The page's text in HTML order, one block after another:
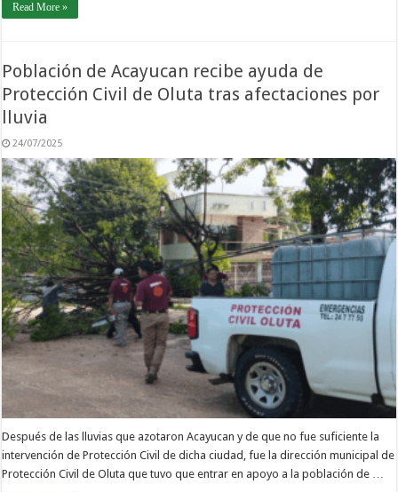
Read More »
Población de Acayucan recibe ayuda de
Protección Civil de Oluta tras afectaciones por
lluvia
24/07/2025
Después de las lluvias que azotaron Acayucan y de que no fue suficiente la
intervención de Protección Civil de dicha ciudad, fue la dirección municipal de
Protección Civil de Oluta que tuvo que entrar en apoyo a la población de …